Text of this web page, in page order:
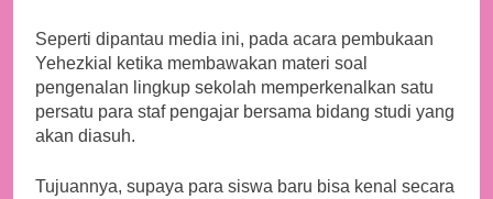
Seperti dipantau media ini, pada acara pembukaan
Yehezkial ketika membawakan materi soal
pengenalan lingkup sekolah memperkenalkan satu
persatu para staf pengajar bersama bidang studi yang
akan diasuh.
Tujuannya, supaya para siswa baru bisa kenal secara